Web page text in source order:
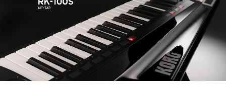
Lieu
Réseaux sociaux
A propos de Korg